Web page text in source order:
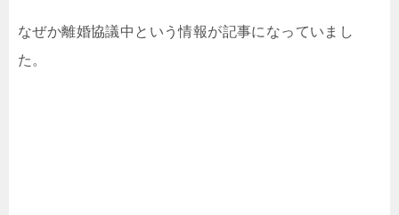
なぜか離婚協議中という情報が記事になっていまし
た。